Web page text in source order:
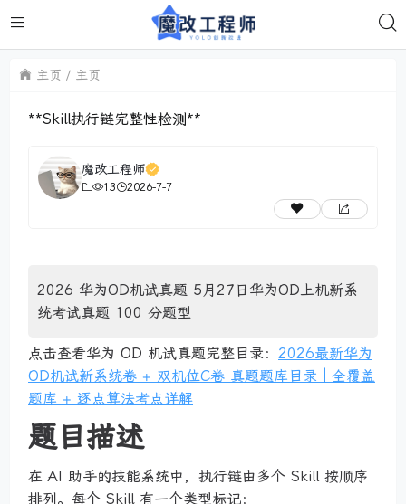
主页 主页
**Skill执行链完整性检测**
魔改工程师
13 2026-7-7
2026 华为OD机试真题 5月27日华为OD上机新系
统考试真题 100 分题型
点击查看华为 OD 机试真题完整目录： 2026最新华为
OD机试新系统卷 + 双机位C卷 真题题库目录｜全覆盖
题库 + 逐点算法考点详解
题目描述
在 AI 助手的技能系统中，执行链由多个 Skill 按顺序
排列。每个 Skill 有一个类型标记：